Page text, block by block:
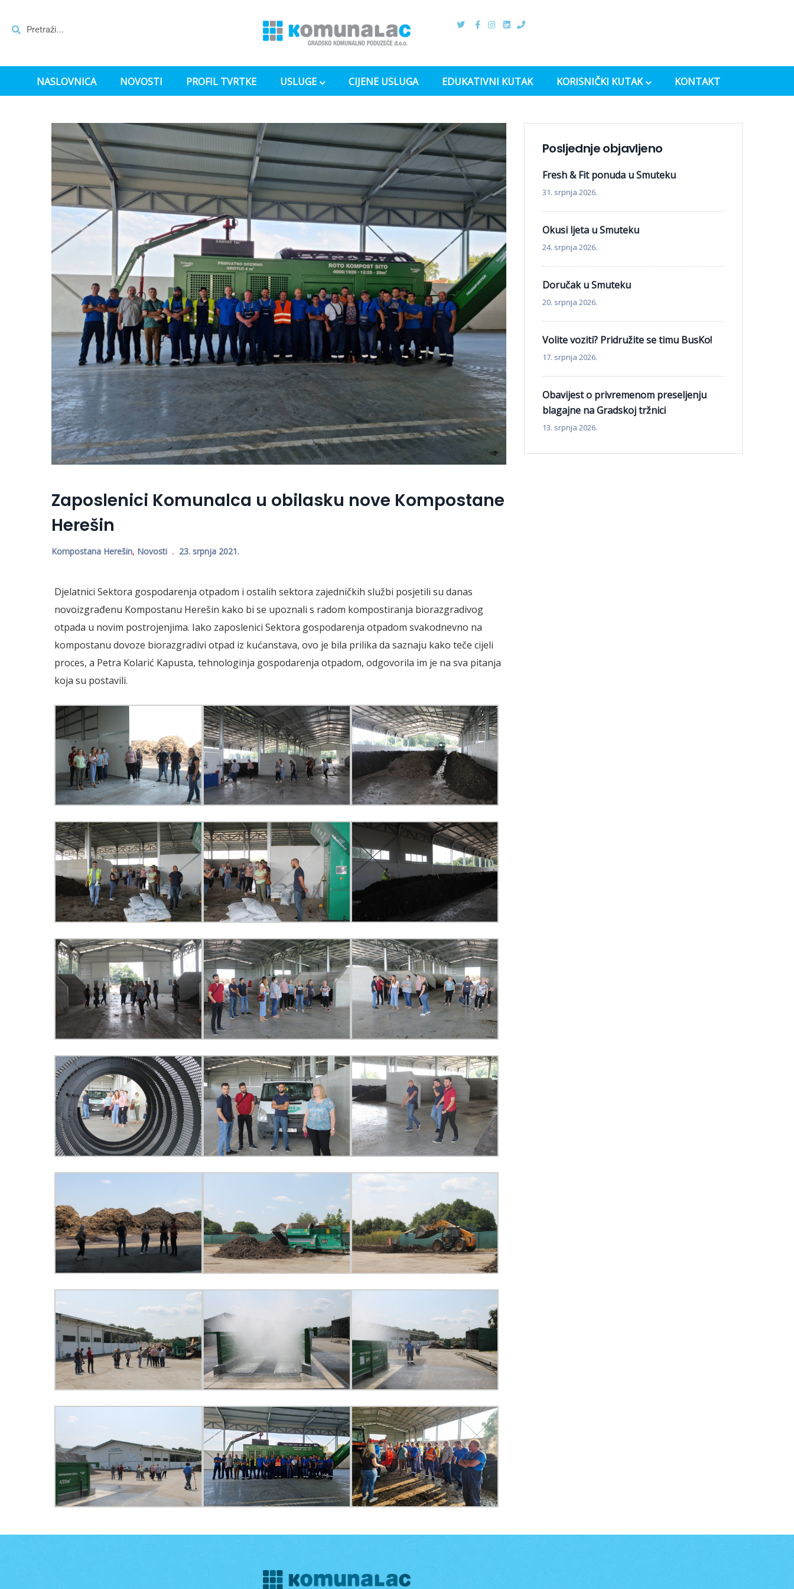
NASLOVNICA NOVOSTI PROFIL TVRTKE USLUGE CIJENE USLUGA EDUKATIVNI KUTAK KORISNIČKI KUTAK KONTAKT
Zaposlenici Komunalca u obilasku nove Kompostane
Herešin
Kompostana Herešin, Novosti 23. srpnja 2021.
Djelatnici Sektora gospodarenja otpadom i ostalih sektora zajedničkih službi posjetili su danas
novoizgrađenu Kompostanu Herešin kako bi se upoznali s radom kompostiranja biorazgradivog
otpada u novim postrojenjima. Iako zaposlenici Sektora gospodarenja otpadom svakodnevno na
kompostanu dovoze biorazgradivi otpad iz kućanstava, ovo je bila prilika da saznaju kako teče cijeli
proces, a Petra Kolarić Kapusta, tehnologinja gospodarenja otpadom, odgovorila im je na sva pitanja
koja su postavili.
Posljednje objavljeno
Fresh & Fit ponuda u Smuteku
31. srpnja 2026.
Okusi ljeta u Smuteku
24. srpnja 2026.
Doručak u Smuteku
20. srpnja 2026.
Volite voziti? Pridružite se timu BusKo!
17. srpnja 2026.
Obavijest o privremenom preseljenju
blagajne na Gradskoj tržnici
13. srpnja 2026.